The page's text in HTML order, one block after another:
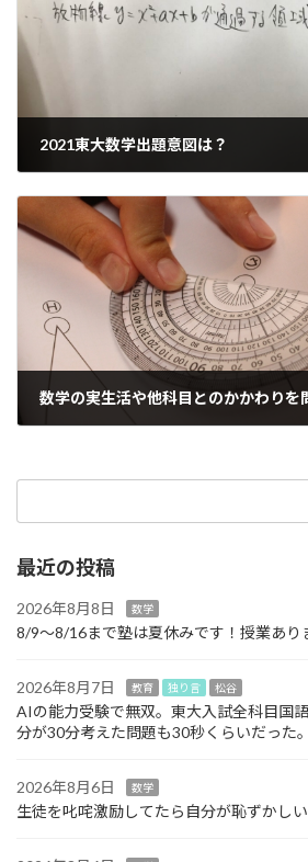
2021東大数学出題意図は？
最近の投稿
2026年8月8日 数学
8/9～8/16まで塾は夏休みです！授業あり
2026年8月7日 教育 独り言 松谷
AIの能力受験で無双。東大入試全科目国
分が30分考えた問題も30秒くらいだった。
2026年8月6日 数学
生徒を叱咤激励してたら自分が恥ずかし